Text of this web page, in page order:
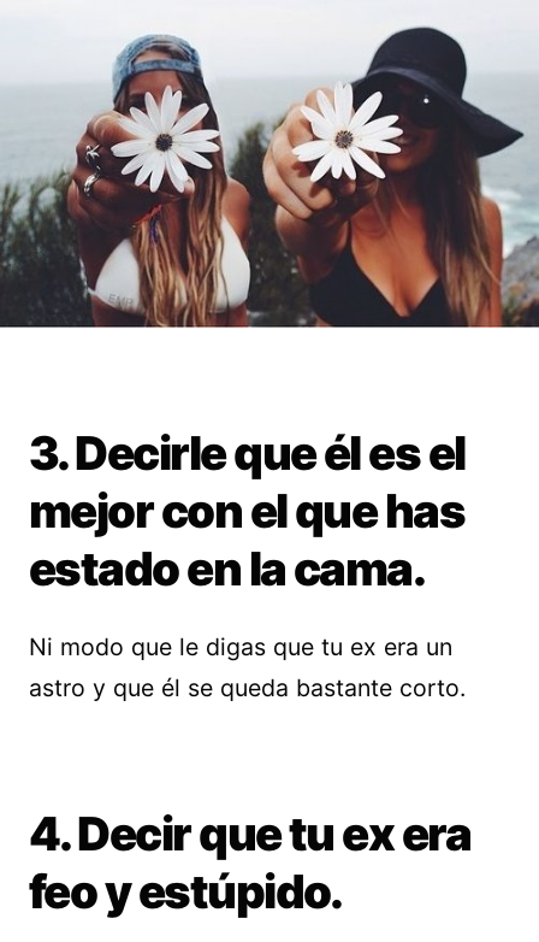
3. Decirle que él es el
mejor con el que has
estado en la cama.
Ni modo que le digas que tu ex era un
astro y que él se queda bastante corto.
4. Decir que tu ex era
feo y estúpido.